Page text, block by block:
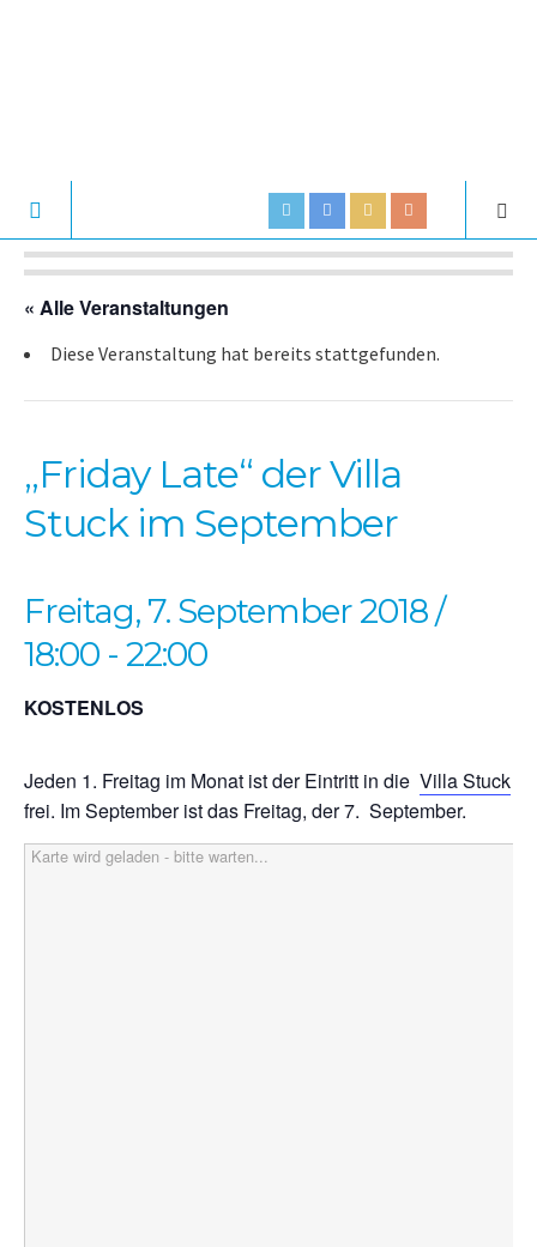
« Alle Veranstaltungen
Diese Veranstaltung hat bereits stattgefunden.
„Friday Late“ der Villa
Stuck im September
Freitag, 7. September 2018 /
18:00 - 22:00
KOSTENLOS
Jeden 1. Freitag im Monat ist der Eintritt in die Villa Stuck
frei. Im September ist das Freitag, der 7. September.
Karte wird geladen - bitte warten...